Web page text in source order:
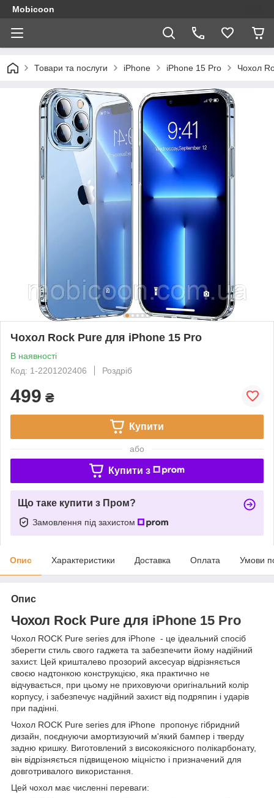
Mobicoon
Товари та послуги iPhone iPhone 15 Pro Чохол
Чохол Rock Pure для iPhone 15 Pro
В наявності
Код: 1-2201202406
Роздріб
499 ₴
Купити
або
Купити з
Що таке купити з Пром?
Замовлення під захистом
Опис Характеристики Доставка Оплата Умови
Опис
Чохол Rock Pure для iPhone 15 Pro
Чохол ROCK Pure series для iPhone - це ідеальний спосіб
зберегти стиль свого гаджета та забезпечити йому надійний
захист. Цей кришталево прозорий аксесуар відрізняється
своєю надтонкою конструкцією, яка практично не
відчувається, при цьому не приховуючи оригінальний колір
корпусу, і забезпечує надійний захист від подряпин і ударів
при падінні.
Чохол ROCK Pure series для iPhone пропонує гібридний
дизайн, поєднуючи амортизуючий м'який бампер і тверду
задню кришку. Виготовлений з високоякісного полікарбонату,
він відрізняється підвищеною міцністю і призначений для
довготривалого використання.
Цей чохол має численні переваги: